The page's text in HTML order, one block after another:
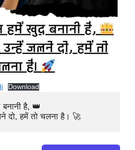
Download
है, 👑
दो, हमें तो चलना है। 🚀